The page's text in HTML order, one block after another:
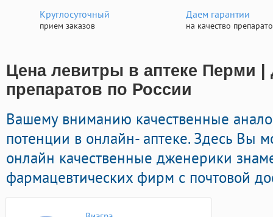
Круглосуточный
прием заказов
Даем гарантии
на качество
Цена левитры в аптеке Перми |
препаратов по России
Вашему вниманию качественные
потенции в онлайн- аптеке. Здесь Вы
онлайн качественные дженерики
фармацевтических фирм с почтовой